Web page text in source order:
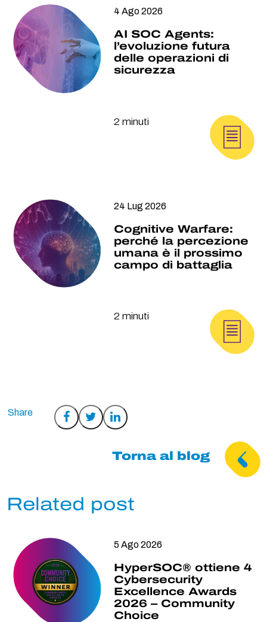
4 Ago 2026
AI SOC Agents:
l’evoluzione futura
delle operazioni di
sicurezza
2 minuti
24 Lug 2026
Cognitive Warfare:
perché la percezione
umana è il prossimo
campo di battaglia
2 minuti
Condividi
CondividiCondividi
Torna al blog
Related post
5 Ago 2026
HyperSOC® ottiene 4
Cybersecurity
Excellence Awards
2026 – Community
Choice